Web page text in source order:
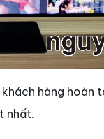
hàng hoàn
nhất.